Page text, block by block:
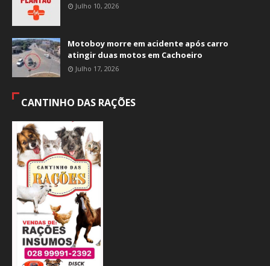
Julho 10, 2026
Motoboy morre em acidente após carro
atingir duas motos em Cachoeiro
Julho 17, 2026
CANTINHO DAS RAÇÕES